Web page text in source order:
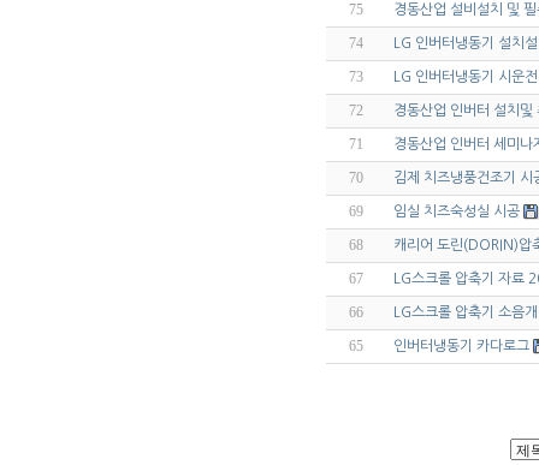
75 경동산업 설비설치 및
74 LG 인버터냉동기 설
73 LG 인버터냉동기 시운
72 경동산업 인버터 설치및
71 경동산업 인버터 세미나
70 김제 치즈냉풍건조기 시
69 임실 치즈숙성실 시공
68 캐리어 도린(DORIN)압
67 LG스크롤 압축기 자료
66 LG스크롤 압축기 소음
65 인버터냉동기 카다로그